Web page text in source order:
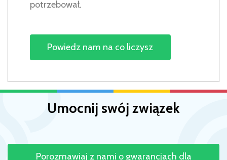
potrzebował.
Powiedz nam na co liczysz
Umocnij swój związek
Porozmawiaj z nami o gwarancjach dla